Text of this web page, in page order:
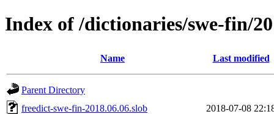
Index of /dictionaries/swe-fin/
Name Last modified
Parent Directory
freedict-swe-fin-2018.06.06.slob
2018-07-08